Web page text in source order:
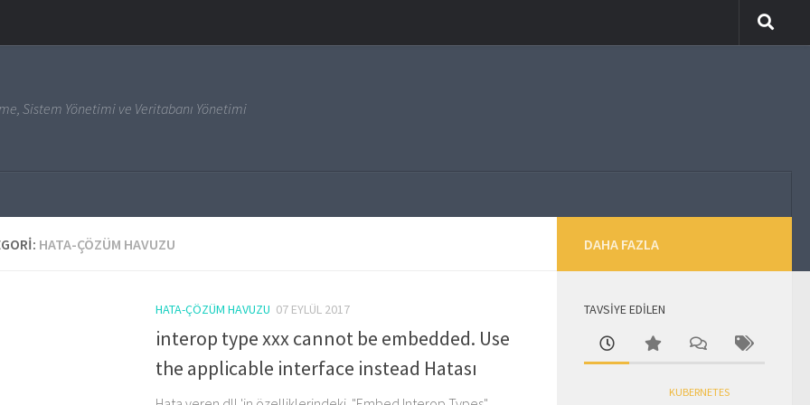
Sistem Yönetimi ve Veritabanı Yönetimi
HATA-ÇÖZÜM HAVUZU
HATA-ÇÖZÜM HAVUZU 07 EYLÜL 2017
interop type xxx cannot be embedded. Use
the applicable interface instead Hatası
DAHA FAZLA
TAVSİYE EDİLEN
KUBERNETES